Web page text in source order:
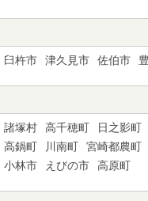
臼杵市 津久見市 佐伯市
諸塚村 高千穂町 日之影町
高鍋町
川南町 宮崎都農町
小林市
えびの市 高原町